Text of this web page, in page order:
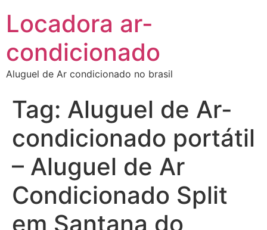
Locadora ar-
condicionado
Aluguel de Ar condicionado no brasil
Tag: Aluguel de Ar-
condicionado portátil
– Aluguel de Ar
Condicionado Split
em Santana do